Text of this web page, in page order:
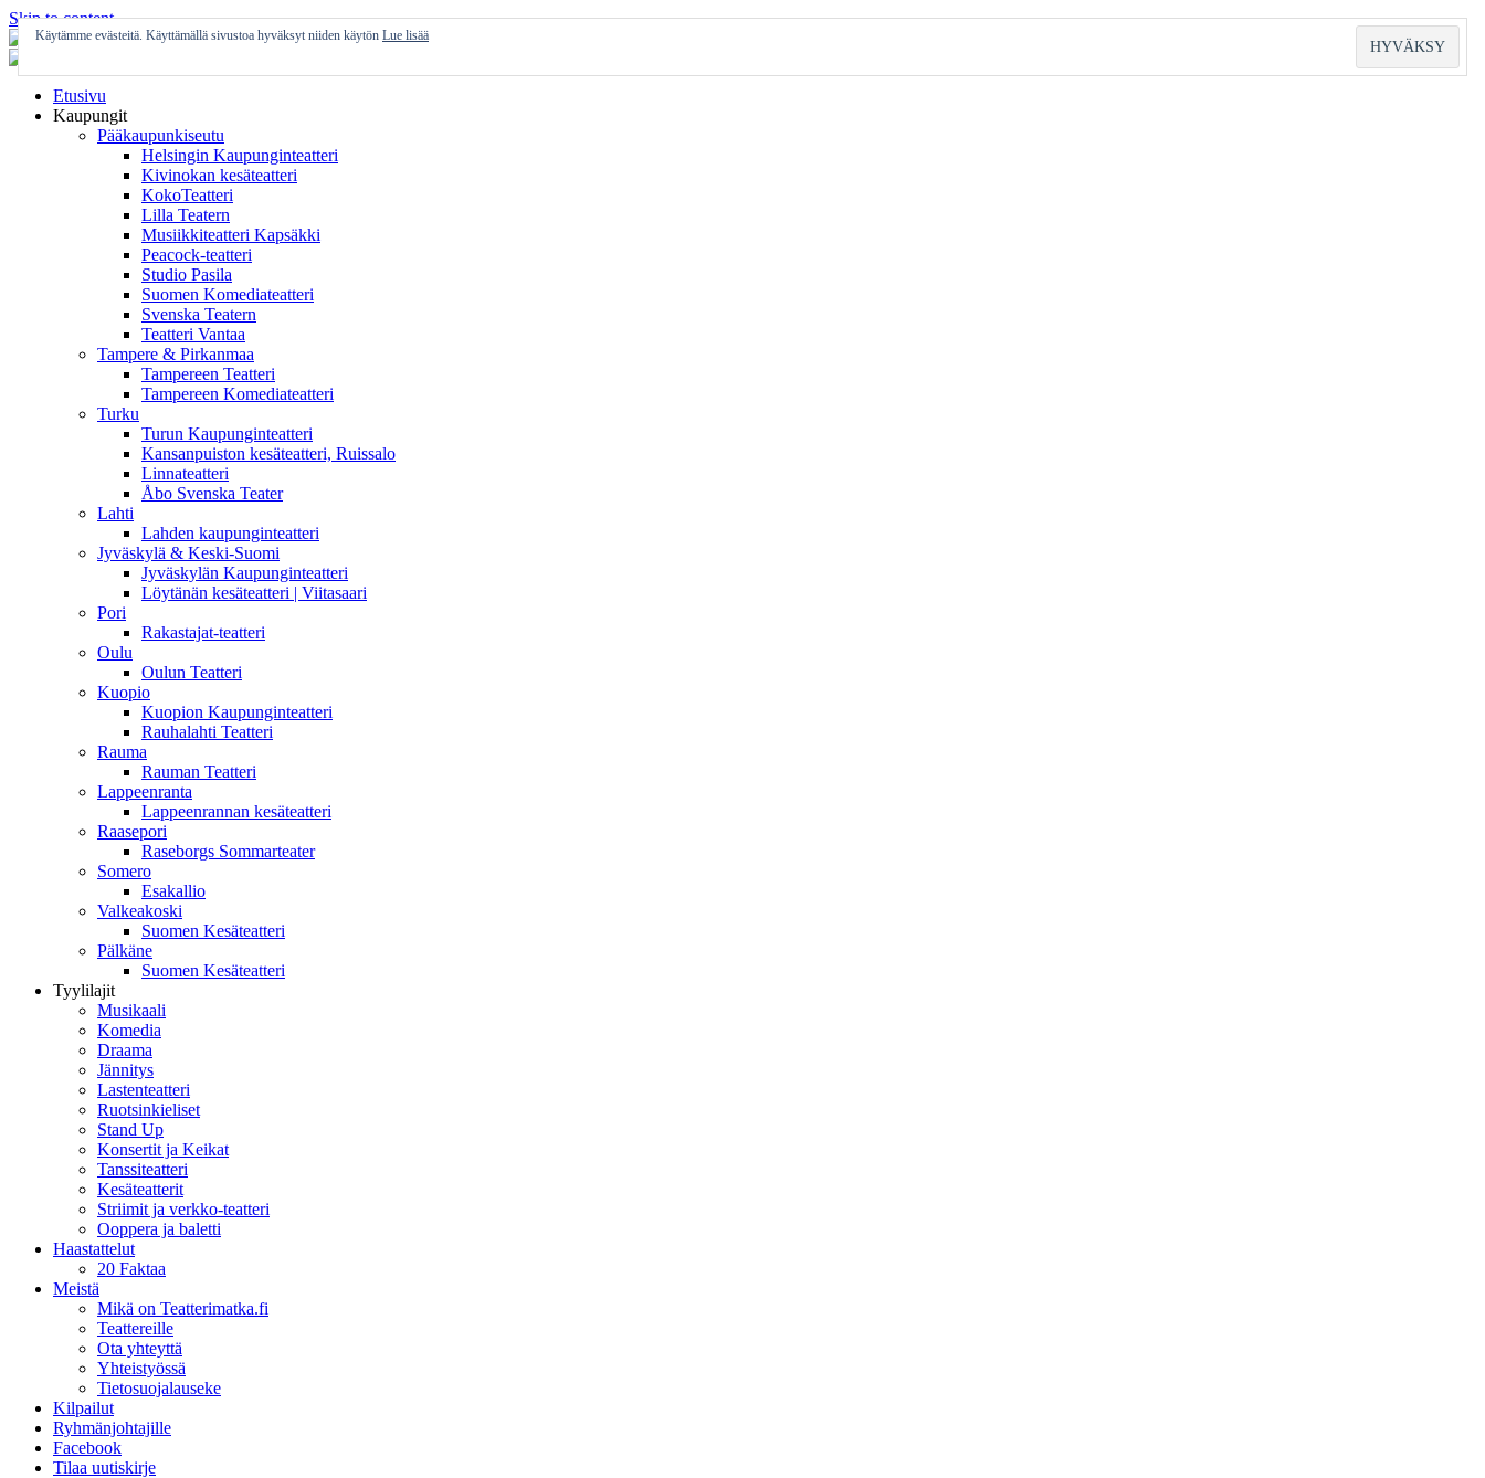
Skip to content
Etusivu
Kaupungit
Pääkaupunkiseutu
Helsingin Kaupunginteatteri
Kivinokan kesäteatteri
KokoTeatteri
Lilla Teatern
Musiikkiteatteri Kapsäkki
Peacock-teatteri
Studio Pasila
Suomen Komediateatteri
Svenska Teatern
Teatteri Vantaa
Tampere & Pirkanmaa
Tampereen Teatteri
Tampereen Komediateatteri
Turku
Turun Kaupunginteatteri
Kansanpuiston kesäteatteri, Ruissalo
Linnateatteri
Åbo Svenska Teater
Lahti
Lahden kaupunginteatteri
Jyväskylä & Keski-Suomi
Jyväskylän Kaupunginteatteri
Löytänän kesäteatteri | Viitasaari
Pori
Rakastajat-teatteri
Oulu
Oulun Teatteri
Kuopio
Kuopion Kaupunginteatteri
Rauhalahti Teatteri
Rauma
Rauman Teatteri
Lappeenranta
Lappeenrannan kesäteatteri
Raasepori
Raseborgs Sommarteater
Somero
Esakallio
Valkeakoski
Suomen Kesäteatteri
Pälkäne
Suomen Kesäteatteri
Tyylilajit
Musikaali
Komedia
Draama
Jännitys
Lastenteatteri
Ruotsinkieliset
Stand Up
Konsertit ja Keikat
Tanssiteatteri
Kesäteatterit
Striimit ja verkko-teatteri
Ooppera ja baletti
Haastattelut
20 Faktaa
Meistä
Mikä on Teatterimatka.fi
Teattereille
Ota yhteyttä
Yhteistyössä
Tietosuojalauseke
Kilpailut
Ryhmänjohtajille
Facebook
Tilaa uutiskirje
Käytämme evästeitä. Käyttämällä sivustoa hyväksyt niiden käytön Lue lisää